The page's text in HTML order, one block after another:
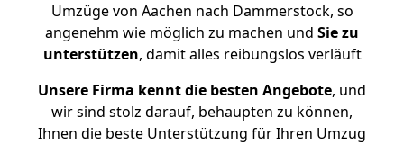
Umzüge von Aachen nach Dammerstock, so
angenehm wie möglich zu machen und Sie zu
unterstützen, damit alles reibungslos verläuft
Unsere Firma kennt die besten Angebote, und
wir sind stolz darauf, behaupten zu können,
Ihnen die beste Unterstützung für Ihren Umzug